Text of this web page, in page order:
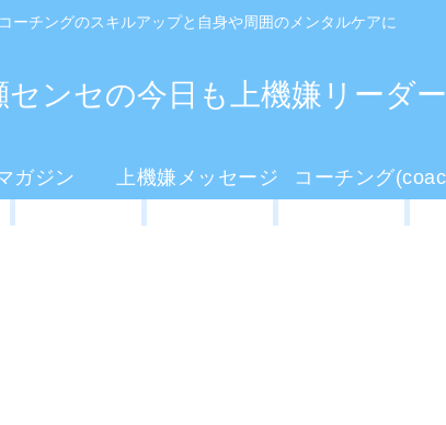
コーチングのスキルアップと自身や周囲のメンタルケアに
センセの今日も上機嫌リーダー
ガジン 上機嫌メッセージ